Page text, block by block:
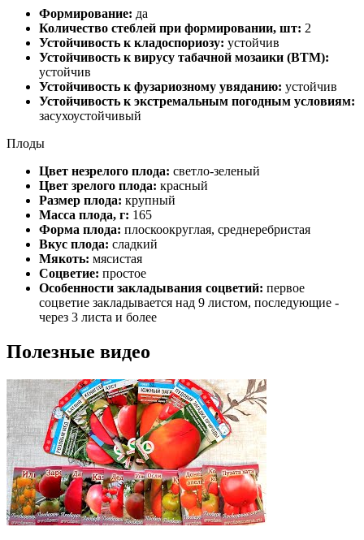
Формирование: да
Количество стеблей при формировании, шт: 2
Устойчивость к кладоспориозу: устойчив
Устойчивость к вирусу табачной мозаики (ВТМ):
устойчив
Устойчивость к фузариозному увяданию: устойчив
Устойчивость к экстремальным погодным условиям:
засухоустойчивый
Плоды
Цвет незрелого плода: светло-зеленый
Цвет зрелого плода: красный
Размер плода: крупный
Масса плода, г: 165
Форма плода: плоскоокруглая, среднеребристая
Вкус плода: сладкий
Мякоть: мясистая
Соцветие: простое
Особенности закладывания соцветий: первое
соцветие закладывается над 9 листом, последующие -
через 3 листа и более
Полезные видео